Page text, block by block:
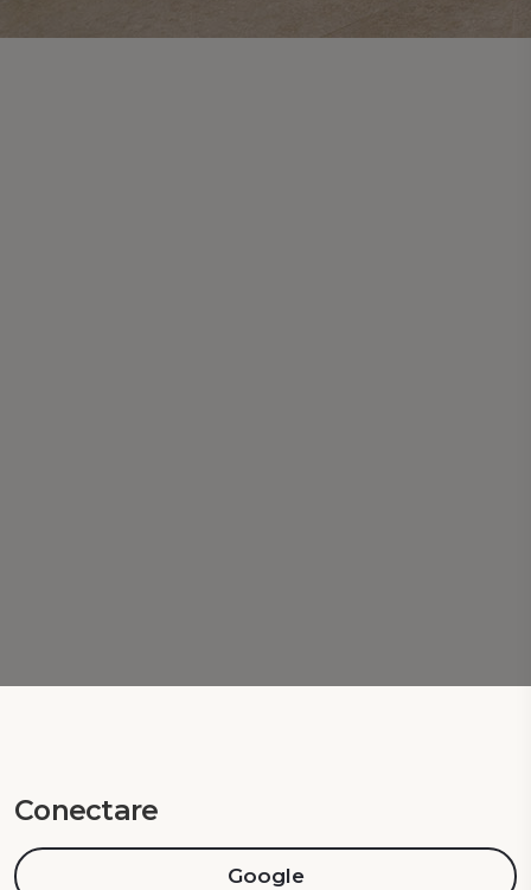
Conectare
Google